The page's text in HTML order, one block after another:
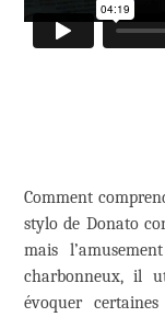
Comment
stylo de Donato
mais
charbonneux, il
évoquer